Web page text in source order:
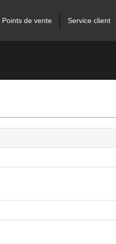
Points de vente Service client